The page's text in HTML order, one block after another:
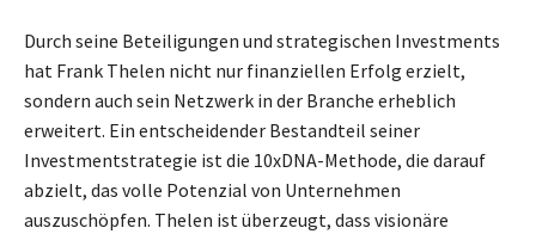
Durch seine Beteiligungen und strategischen Investments
hat Frank Thelen nicht nur finanziellen Erfolg erzielt,
sondern auch sein Netzwerk in der Branche erheblich
erweitert. Ein entscheidender Bestandteil seiner
Investmentstrategie ist die 10xDNA-Methode, die darauf
abzielt, das volle Potenzial von Unternehmen
auszuschöpfen. Thelen ist überzeugt, dass visionäre